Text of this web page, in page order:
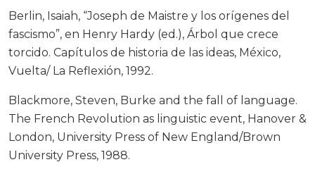
Berlin, Isaiah, “Joseph de Maistre y los orígenes del
fascismo”, en Henry Hardy (ed.), Árbol que crece
torcido. Capítulos de historia de las ideas, México,
Vuelta/ La Reflexión, 1992.
Blackmore, Steven, Burke and the fall of language.
The French Revolution as linguistic event, Hanover &
London, University Press of New England/Brown
University Press, 1988.